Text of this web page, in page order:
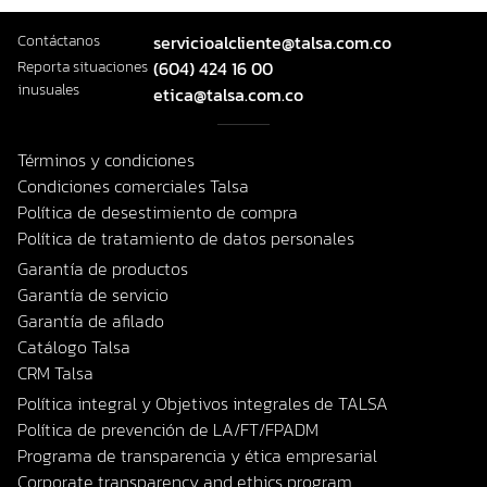
Contáctanos servicioalcliente@talsa.com.co
Reporta situaciones
inusuales
(604) 424 16 00
etica@talsa.com.co
Términos y condiciones
Condiciones comerciales Talsa
Política de desestimiento de compra
Política de tratamiento de datos personales
Garantía de productos
Garantía de servicio
Garantía de afilado
Catálogo Talsa
CRM Talsa
Política integral y Objetivos integrales de TALSA
Política de prevención de LA/FT/FPADM
Programa de transparencia y ética empresarial
Corporate transparency and ethics program